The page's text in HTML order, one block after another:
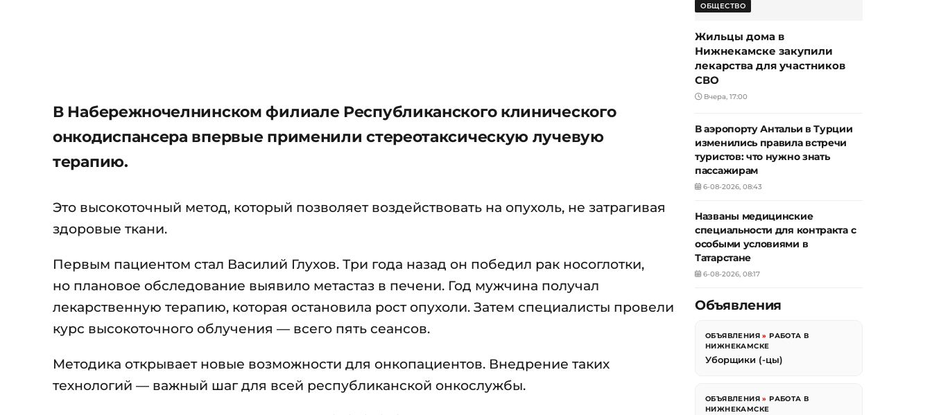
В Набережночелнинском филиале Республиканского клинического
онкодиспансера впервые применили стереотаксическую лучевую
терапию.
Это высокоточный метод, который позволяет воздействовать на опухоль, не затрагивая
здоровые ткани.
Первым пациентом стал Василий Глухов. Три года назад он победил рак носоглотки,
но плановое обследование выявило метастаз в печени. Год мужчина получал
лекарственную терапию, которая остановила рост опухоли. Затем специалисты провели
курс высокоточного облучения — всего пять сеансов.
Методика открывает новые возможности для онкопациентов. Внедрение таких
технологий — важный шаг для всей республиканской онкослужбы.
ОБЩЕСТВО
Жильцы дома в
Нижнекамске закупили
лекарства для участников
СВО
Вчера, 17:00
В аэропорту Антальи в Турции
изменились правила встречи
туристов: что нужно знать
пассажирам
6-08-2026, 08:43
Названы медицинские
специальности для контракта с
особыми условиями в
Татарстане
6-08-2026, 08:17
Объявления
ОБЪЯВЛЕНИЯ »РАБОТА В
НИЖНЕКАМСКЕ
Уборщики (-цы)
ОБЪЯВЛЕНИЯ »РАБОТА В
НИЖНЕКАМСКЕ